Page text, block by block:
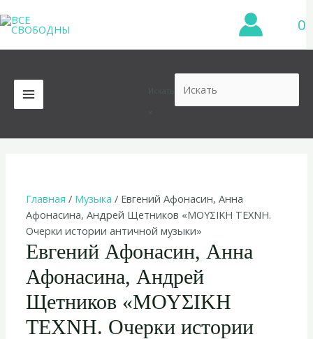
к
содержимому
0
MAIN
MENU
Главная / Музыка / Евгений Афонасин, Анна
Афонасина, Андрей Щетников «ΜΟΥΣΙΚΗ ΤΕΧΝΗ.
Очерки истории античной музыки»
Евгений Афонасин, Анна
Афонасина, Андрей
Щетников «ΜΟΥΣΙΚΗ
ΤΕΧΝΗ. Очерки истории